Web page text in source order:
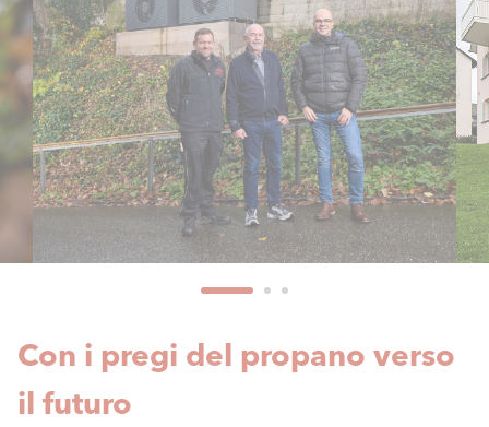
Con i pregi del propano verso
il futuro